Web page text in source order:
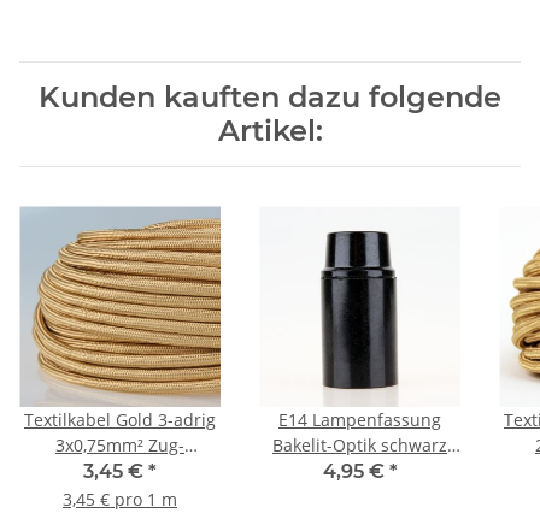
Kunden kauften dazu folgende
Artikel:
Textilkabel Gold 3-adrig
3x0,75mm² Zug-
Pendelleitung S03RT-F
3G0,75
3,45 € *
3,45 € pro 1 m
E14 Lampenfassung
Bakelit-Optik schwarz
mit Glattmantel M10x1
4,95 € *